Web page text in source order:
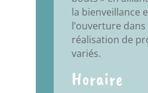
la bienveillance
l’ouverture dans
réalisation de
variés.
Horaire